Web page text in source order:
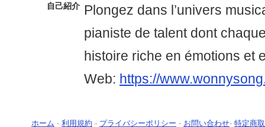
自己紹介 Plongez dans l’univers
pianiste de talent dont
histoire riche en émotions et
Web: https://
ホーム - 利用規約 - プライバシーポリシー - お問い合わせ- 特定商